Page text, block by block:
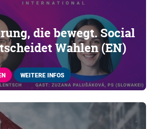
die bewegt. Social
Wahlen (EN)
WEITERE INFOS